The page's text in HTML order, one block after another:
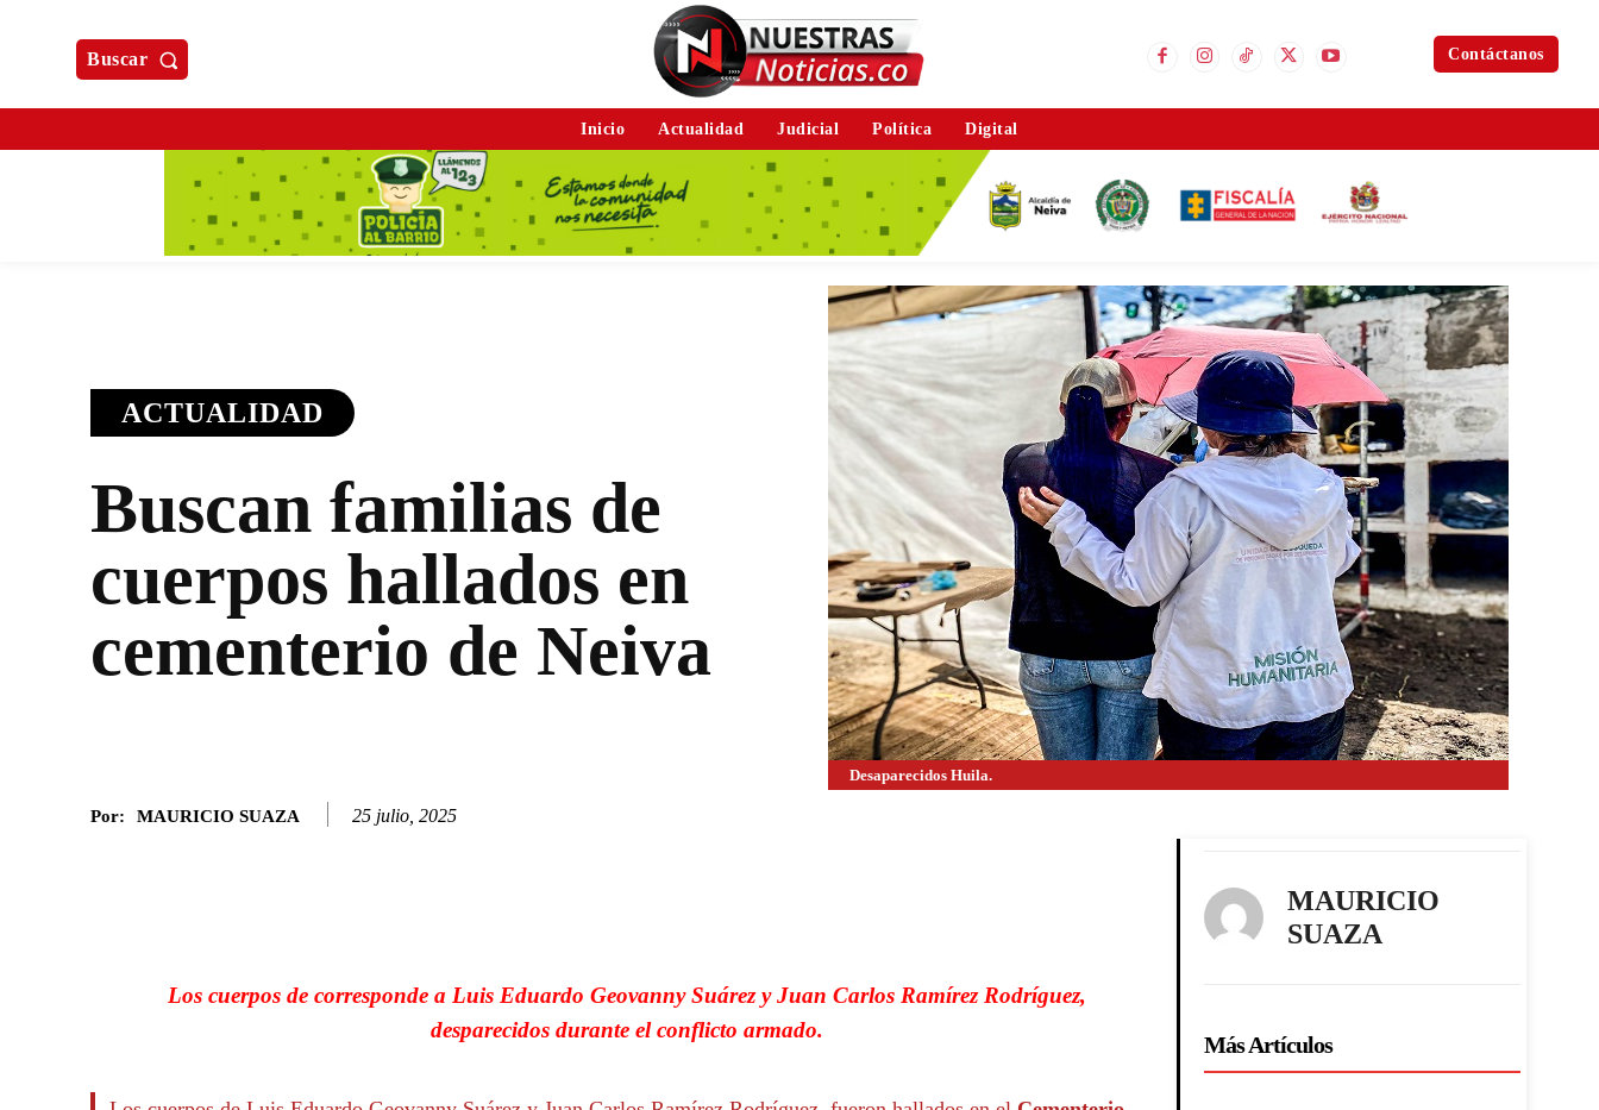
Buscar Contáctanos
Inicio Actualidad Judicial Política Digital
ACTUALIDAD
Buscan familias de
cuerpos hallados en
cementerio de Neiva
Desaparecidos Huila.
Por: MAURICIO SUAZA 25 julio, 2025
Los cuerpos de corresponde a Luis Eduardo Geovanny Suárez y Juan Carlos Ramírez Rodríguez,
desparecidos durante el conflicto armado.
MAURICIO
SUAZA
Más Artículos